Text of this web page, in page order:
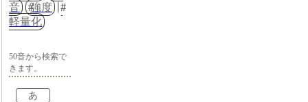
音
強度
軽量化
50音から検索で
きます。
あ